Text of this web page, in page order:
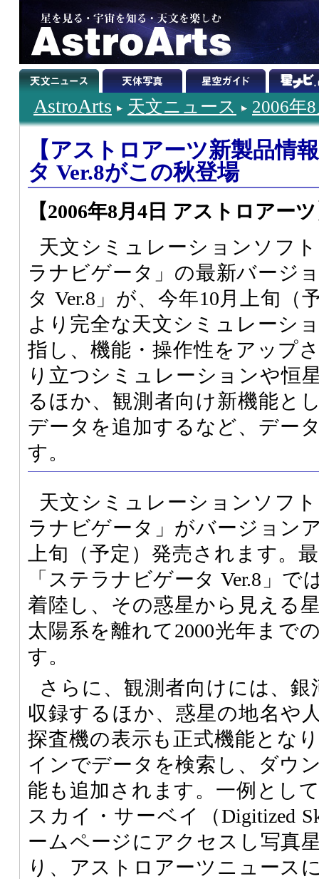
AstroArts 天文ニュース 2006年
【アストロアーツ新製品情
タ Ver.8がこの秋登場
【2006年8月4日 アストロアー
天文シミュレーションソフ
ラナビゲータ」の最新バージ
タ Ver.8」が、今年10月上旬（
より完全な天文シミュレーシ
指し、機能・操作性をアップ
り立つシミュレーションや恒
るほか、観測者向け新機能と
データを追加するなど、デー
す。
天文シミュレーションソフ
ラナビゲータ」がバージョン
上旬（予定）発売されます。
「ステラナビゲータ Ver.8」
着陸し、その惑星から見える
太陽系を離れて2000光年まで
す。
さらに、観測者向けには、銀
収録するほか、惑星の地名や
探査機の表示も正式機能とな
インでデータを検索し、ダウ
能も追加されます。一例とし
スカイ・サーベイ（Digitized
ームページにアクセスし写真
り、アストロアーツニュース